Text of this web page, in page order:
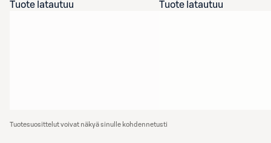
Tuote latautuu Tuote latautuu
Tuotesuosittelut voivat näkyä sinulle kohdennetusti